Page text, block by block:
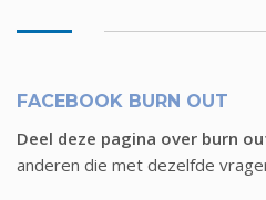
FACEBOOK BURN OUT
Deel deze pagina over burn
anderen die met dezelfde